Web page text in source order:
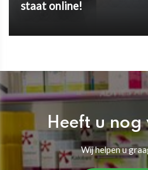
staat online!
Heeft u
Wij helpen u